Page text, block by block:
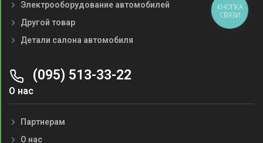
Электрооборудование автомобилей
Другой товар
Детали салона автомобиля
(095) 513-33-22
О нас
Партнерам
О нас
КНОПКА
СВЯЗИ